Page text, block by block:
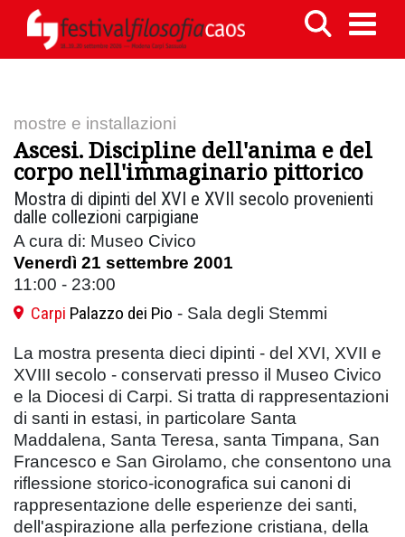
mostre e installazioni
Ascesi. Discipline dell'anima e del
corpo nell'immaginario pittorico
Mostra di dipinti del XVI e XVII secolo provenienti
dalle collezioni carpigiane
A cura di: Museo Civico
Venerdì 21 settembre 2001
11:00 - 23:00
Carpi Palazzo dei Pio - Sala degli Stemmi
La mostra presenta dieci dipinti - del XVI, XVII e
XVIII secolo - conservati presso il Museo Civico
e la Diocesi di Carpi. Si tratta di rappresentazioni
di santi in estasi, in particolare Santa
Maddalena, Santa Teresa, santa Timpana, San
Francesco e San Girolamo, che consentono una
riflessione storico-iconografica sui canoni di
rappresentazione delle esperienze dei santi,
dell'aspirazione alla perfezione cristiana, della